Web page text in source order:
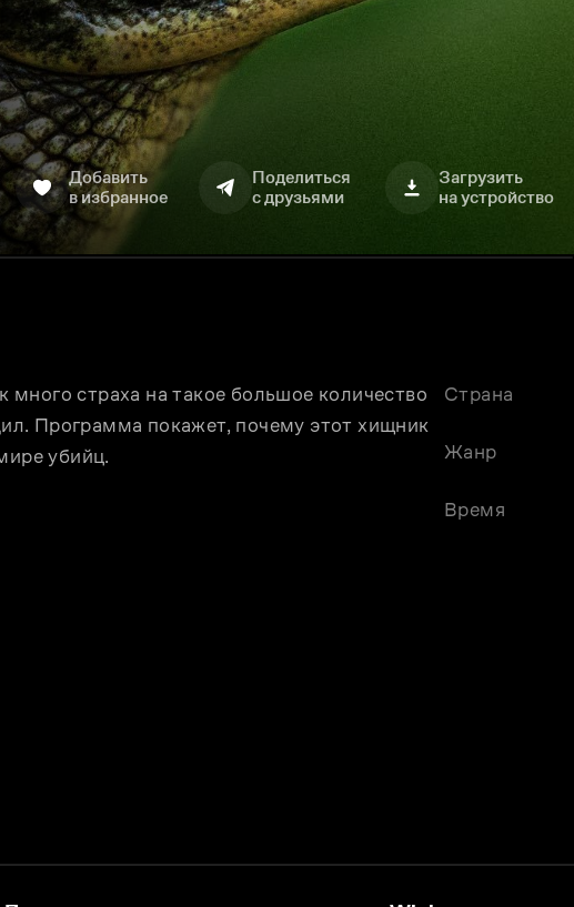
Добавить
в избранное
Поделиться
с друзьями
Загрузить
на устройство
много страха на такое большое количество
Программа покажет, почему этот хищник
убийц.
Страна
Жанр
Время